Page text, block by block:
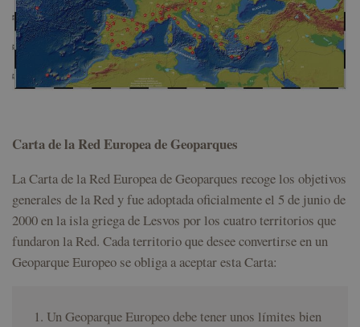
Carta de la Red Europea de Geoparques
La Carta de la Red Europea de Geoparques recoge los objetivos
generales de la Red y fue adoptada oficialmente el 5 de junio de
2000 en la isla griega de Lesvos por los cuatro territorios que
fundaron la Red. Cada territorio que desee convertirse en un
Geoparque Europeo se obliga a aceptar esta Carta:
Un Geoparque Europeo debe tener unos límites bien